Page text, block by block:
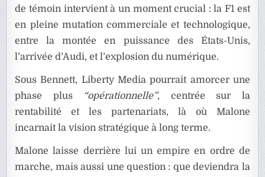
de témoin intervient à un moment crucial : la F1 est
en pleine mutation commerciale et technologique,
entre la montée en puissance des États-Unis,
l’arrivée d’Audi, et l’explosion du numérique.
Sous Bennett, Liberty Media pourrait amorcer une
phase plus
“opérationnelle”, centrée sur la
rentabilité et les partenariats, là où Malone
incarnait la vision stratégique à long terme.
Malone laisse derrière lui un empire en ordre de
marche, mais aussi une question : que deviendra la